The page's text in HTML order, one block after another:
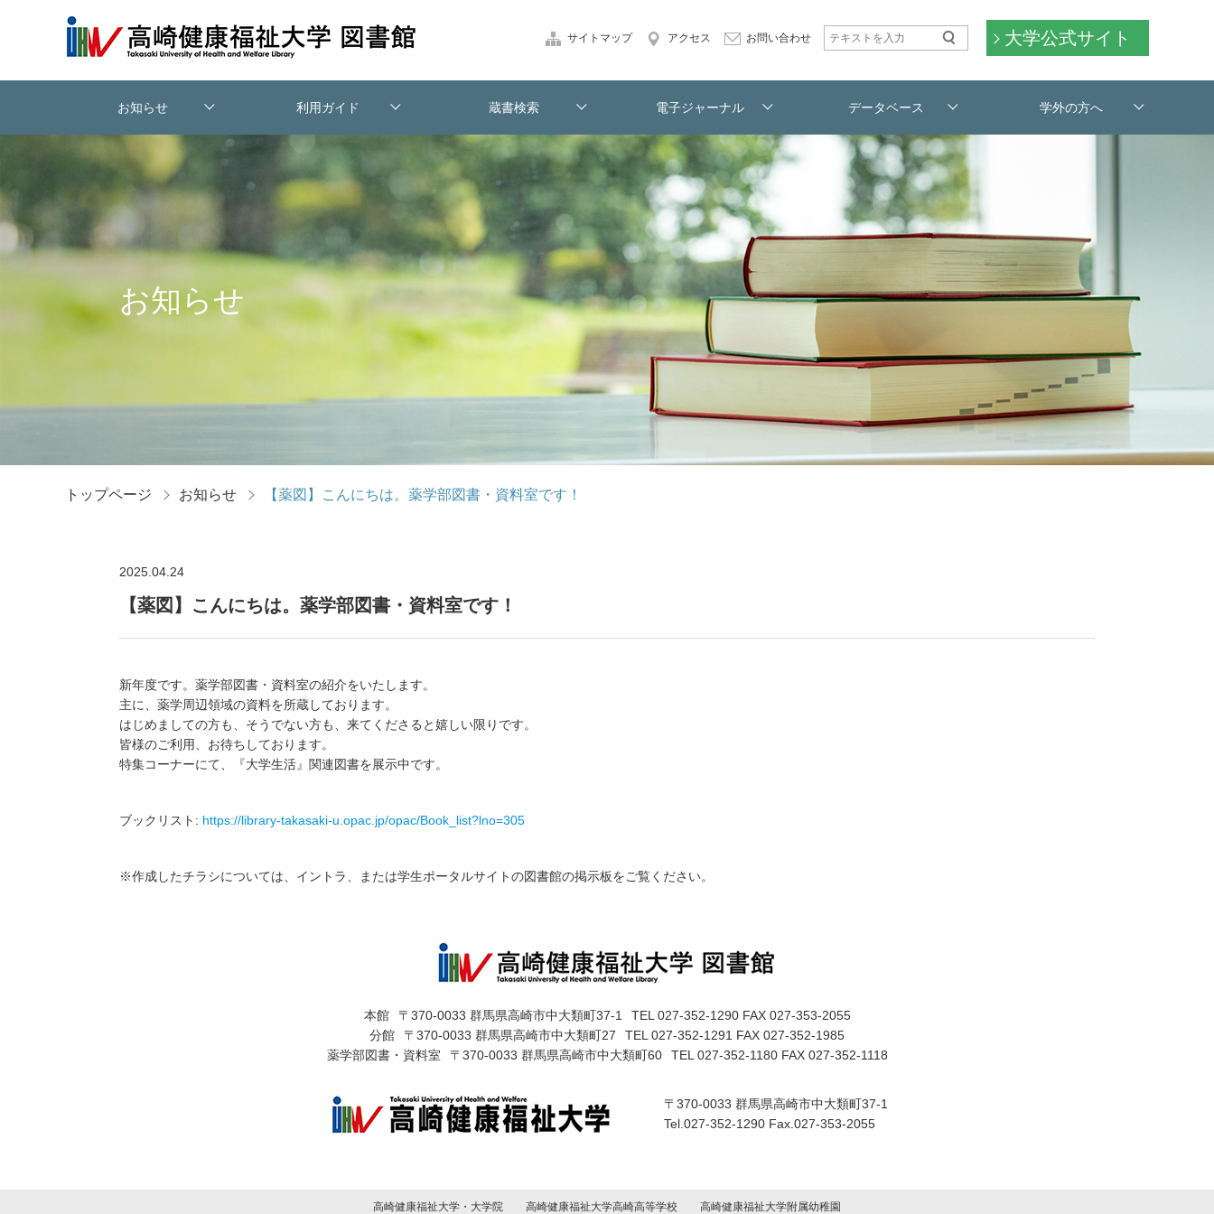
サイトマップ アクセス お問い合わせ 大学公式サイト
お知らせ 利用ガイド
利用案内
交通アクセス
相互利用 文献複写申込み
紹介状発行申込み
図書館の方へ
蔵書検索
本学蔵書[OPAC]
電子ジャーナル
電子ジャーナルリスト
学外からのアクセス
データベース 学外の方へ
お知らせ
トップページ お知らせ 【薬図】こんにちは。薬学部図書・資料室です！
2025.04.24
【薬図】こんにちは。薬学部図書・資料室です！
新年度です。薬学部図書・資料室の紹介をいたします。
主に、薬学周辺領域の資料を所蔵しております。
はじめましての方も、そうでない方も、来てくださると嬉しい限りです。
皆様のご利用、お待ちしております。
特集コーナーにて、『大学生活』関連図書を展示中です。
ブックリスト: https://library-takasaki-u.opac.jp/opac/Book_list?lno=305
※作成したチラシについては、イントラ、または学生ポータルサイトの図書館の掲示板をご覧ください。
本館 〒370-0033 群馬県高崎市中大類町37-1
TEL 027-352-1290 FAX 027-353-2055
分館
〒370-0033 群馬県高崎市中大類町27
TEL 027-352-1291 FAX 027-352-1985
薬学部図書・資料室
〒370-0033 群馬県高崎市中大類町60 TEL 027-352-1180 FAX 027-352-1118
〒370-0033 群馬県高崎市中大類町37-1
Tel.027-352-1290 Fax.027-353-2055
高崎健康福祉大学・大学院 高崎健康福祉大学高崎高等学校 高崎健康福祉大学附属幼稚園